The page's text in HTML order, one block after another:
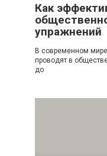
Как
упражнений
В современном
проводят в
до